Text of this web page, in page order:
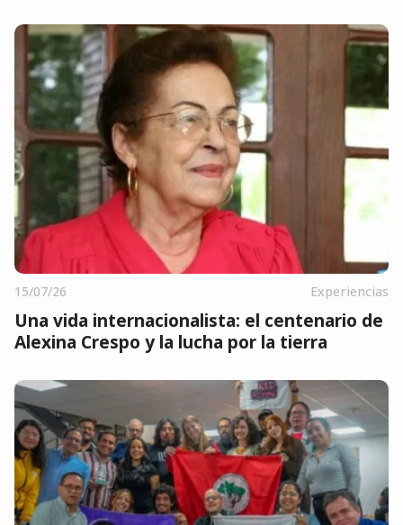
15/07/26 Experiencias
Una vida internacionalista: el centenario de
Alexina Crespo y la lucha por la tierra